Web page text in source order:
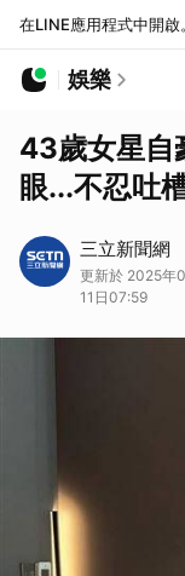
在LINE應用程式中開啟。
娛樂
43歲女星自
眼...不忍吐
三立新聞網
更新於 2025年
11日07:59